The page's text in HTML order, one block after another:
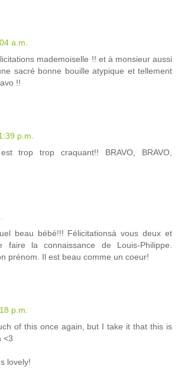
a.m.
mademoiselle !! et à monsieur aussi
sacré bonne bouille atypique et tellement
!!
p.m.
trop trop craquant!! BRAVO, BRAVO,
beau bébé!!! Félicitationsà vous deux et
faire la connaissance de Louis-Philippe.
prénom. Il est beau comme un coeur!
p.m.
of this once again, but I take it that this is
<3
lovely!